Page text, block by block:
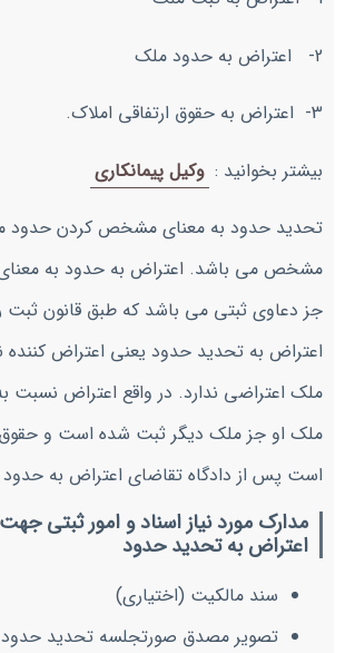
2- اعتراض به حدود ملک
3- اعتراض به حقوق ارتفاقی املاک.
بیشتر بخوانید : وکیل پیمانکاری
تحدید حدود به معنای مشخص کردن حدود
مشخص می باشد. اعتراض به حدود به
جز دعاوی ثبتی می باشد که طبق قانون
اعتراض به تحدید حدود یعنی اعتراض
ملک اعتراضی ندارد. در واقع اعتراض نسبت
ملک او جز ملک دیگر ثبت شده است و
است پس از دادگاه تقاضای اعتراض به حدود
مدارک مورد نیاز اسناد و امور ثبتی
اعتراض به تحدید حدود
سند مالکیت (اختیاری)
تصویر مصدق صورتجلسه تحدید حدود